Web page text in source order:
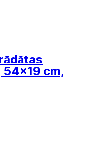
54x19 cm,